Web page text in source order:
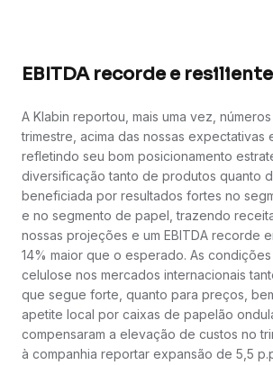
EBITDA recorde e resiliente
A Klabin reportou, mais uma vez,
trimestre, acima das nossas expectativas
refletindo seu bom posicionamento
diversificação tanto de produtos quanto
beneficiada por resultados fortes no
e no segmento de papel, trazendo
nossas projeções e um EBITDA recorde
14% maior que o esperado. As
celulose nos mercados internacionais
que segue forte, quanto para preços,
apetite local por caixas de papelão
compensaram a elevação de custos no
à companhia reportar expansão de 5,5